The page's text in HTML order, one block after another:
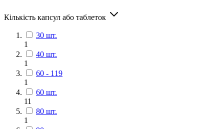
Кількість капсул або таблеток
30 шт.
1
40 шт.
1
60 - 119
1
60 шт.
11
80 шт.
1